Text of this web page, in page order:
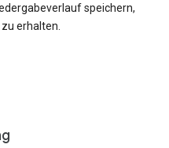
speichern,
erhalten.